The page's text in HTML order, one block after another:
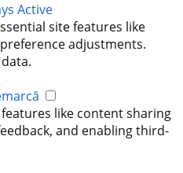
Active
site features like
adjustments.
like content sharing
and enabling third-